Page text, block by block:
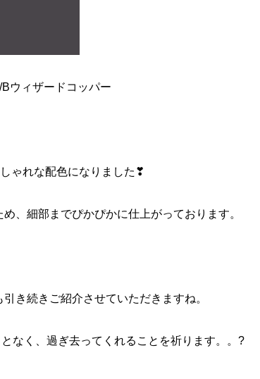
ウィザードコッパー
ゃれな配色になりました❣
、細部までぴかぴかに仕上がっております。
き続きご紹介させていただきますね。
なく、過ぎ去ってくれることを祈ります。。?